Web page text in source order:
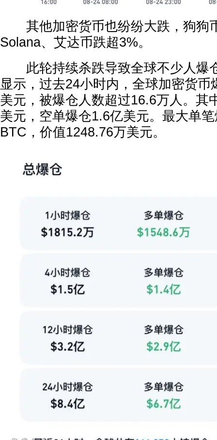
其他加密货币也纷纷大跌，狗狗
Solana、艾达币跌超3%。
此轮持续杀跌导致全球不少人爆
显示，过去24小时内，全球加密货币
美元，被爆仓人数超过16.6万人。其
美元，空单爆仓1.6亿美元。最大单
BTC，价值1248.76万美元。